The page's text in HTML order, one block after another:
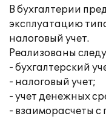
В бухгалтерии
эксплуатацию
налоговый учет.
Реализованы
- бухгалтерский
- налоговый учет;
- учет денежных
- взаиморасчеты